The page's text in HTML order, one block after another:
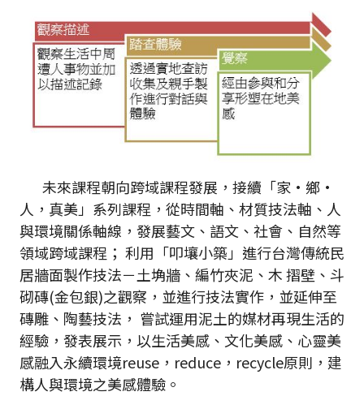
未來課程朝向跨域課程發展，接續「家•鄉•
人，真美」系列課程，從時間軸、材質技法軸、人
與環境關係軸線，發展藝文、語文、社會、自然等
領域跨域課程； 利用「叩壤小築」進行台灣傳統民
居牆面製作技法－土埆牆、編竹夾泥、木 摺壁、斗
砌磚(金包銀)之觀察，並進行技法實作，並延伸至
磚雕、陶藝技法， 嘗試運用泥土的媒材再現生活的
經驗，發表展示，以生活美感、文化美感、心靈美
感融入永續環境reuse，reduce，recycle原則，建
構人與環境之美感體驗。